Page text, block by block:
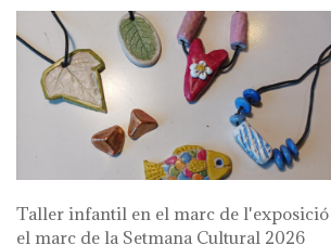
Taller infantil en el marc de l'exposició
el marc de la Setmana Cultural 2026